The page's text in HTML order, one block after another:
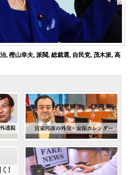
, 樫山幸夫, 派閥, 総裁選, 自民党, 茂木派, 高